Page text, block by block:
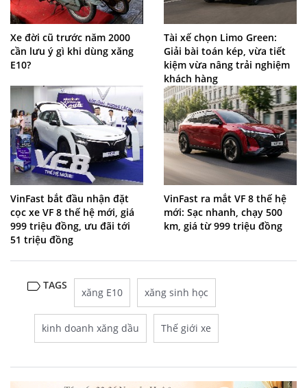
Xe đời cũ trước năm 2000
cần lưu ý gì khi dùng xăng
E10?
Tài xế chọn Limo Green:
Giải bài toán kép, vừa tiết
kiệm vừa nâng trải nghiệm
khách hàng
VinFast bắt đầu nhận đặt
cọc xe VF 8 thế hệ mới, giá
999 triệu đồng, ưu đãi tới
51 triệu đồng
VinFast ra mắt VF 8 thế hệ
mới: Sạc nhanh, chạy 500
km, giá từ 999 triệu đồng
TAGS
xăng E10 xăng sinh học
kinh doanh xăng dầu Thế giới xe